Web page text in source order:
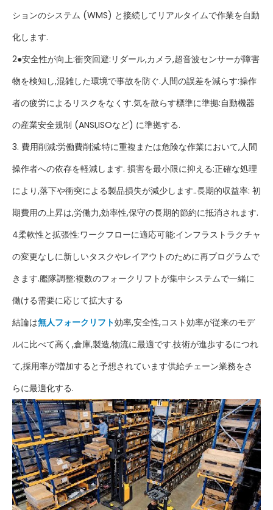
ションのシステム (WMS) と接続してリアルタイムで作業を自動
化します.
2●安全性が向上:衝突回避:リダール,カメラ,超音波センサーが障害
物を検知し,混雑した環境で事故を防ぐ.人間の誤差を減らす:操作
者の疲労によるリスクをなくす.気を散らす標準に準拠:自動機器
の産業安全規制 (ANSI,ISOなど) に準拠する.
3. 費用削減:労働費削減:特に重複または危険な作業において,人間
操作者への依存を軽減します. 損害を最小限に抑える:正確な処理
により,落下や衝突による製品損失が減少します..長期的収益率: 初
期費用の上昇は,労働力,効率性,保守の長期的節約に抵消されます.
4柔軟性と拡張性:ワークフローに適応可能:インフラストラクチャ
の変更なしに新しいタスクやレイアウトのために再プログラムで
きます.艦隊調整:複数のフォークリフトが集中システムで一緒に
働ける需要に応じて拡大する
結論は無人フォークリフト効率,安全性,コスト効率が従来のモデ
ルに比べて高く,倉庫,製造,物流に最適です.技術が進歩するにつれ
て,採用率が増加すると予想されています供給チェーン業務をさ
らに最適化する.